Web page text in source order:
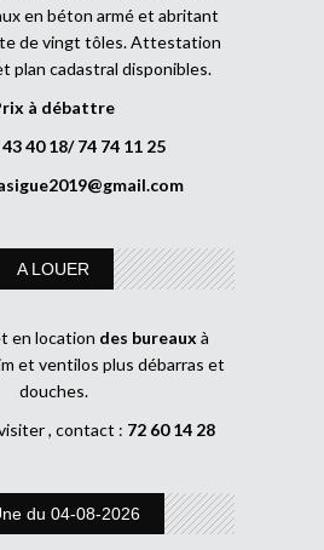
en béton armé et abritant
de vingt tôles. Attestation
plan cadastral disponibles.
à débattre
40 18/ 74 74 11 25
A LOUER
en location des bureaux à
et ventilos plus débarras et
douches.
, contact : 72 60 14 28
du 04-08-2026